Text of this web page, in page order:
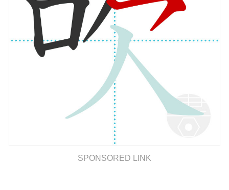
SPONSORED LINK